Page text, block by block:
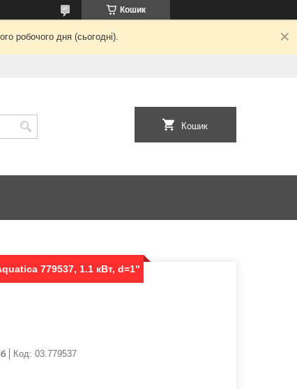
Кошик
робочого дня (сьогодні).
Кошик
779537, 1.1 кВт, d=1"
Код: 03.779537